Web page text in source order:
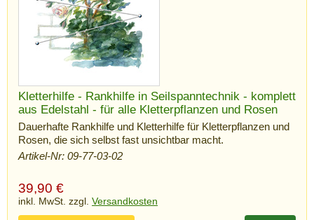
Kletterhilfe - Rankhilfe in Seilspanntechnik - komplett
aus Edelstahl - für alle Kletterpflanzen und Rosen
Dauerhafte Rankhilfe und Kletterhilfe für Kletterpflanzen und
Rosen, die sich selbst fast unsichtbar macht.
Artikel-Nr: 09-77-03-02
39,90 €
inkl. MwSt. zzgl. Versandkosten